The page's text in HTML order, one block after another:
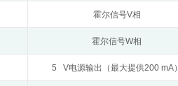
霍尔信号V相
霍尔信号W相
5 V电源输出（最大提供200 mA）